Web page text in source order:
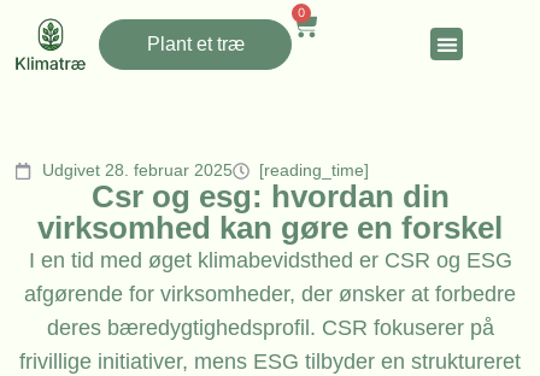
Plant et træ
0
Udgivet 28. februar 2025 [reading_time]
Csr og esg: hvordan din
virksomhed kan gøre en forskel
I en tid med øget klimabevidsthed er CSR og ESG
afgørende for virksomheder, der ønsker at forbedre
deres bæredygtighedsprofil. CSR fokuserer på
frivillige initiativer, mens ESG tilbyder en struktureret